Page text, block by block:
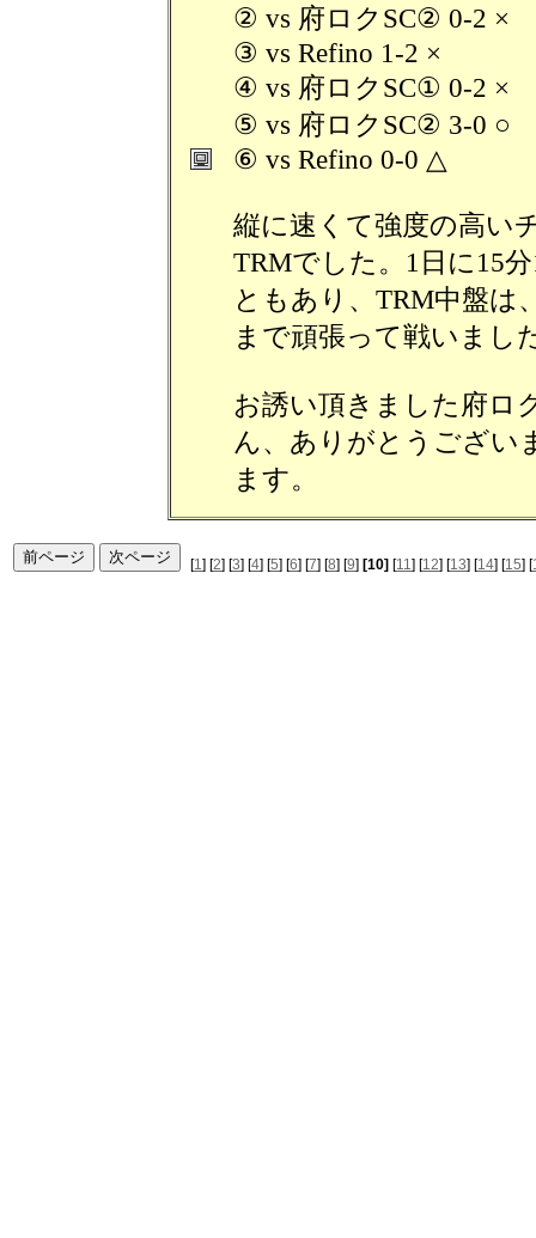
② vs 府ロクSC② 0-2 ×
③ vs Refino 1-2 ×
④ vs 府ロクSC① 0-2 ×
⑤ vs 府ロクSC② 3-0 ○
⑥ vs Refino 0-0 △
縦に速くて強度の高い
TRMでした。1日に15
ともあり、TRM中盤は
まで頑張って戦いまし
お誘い頂きました府ロ
ん、ありがとうござい
ます。
[1] [2] [3] [4] [5] [6] [7] [8] [9] [10] [11] [12] [13] [14] [15] [